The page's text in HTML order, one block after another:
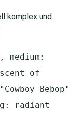
komplex und
medium:
of
Bebop"
radiant